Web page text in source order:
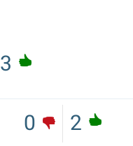
3
2
0